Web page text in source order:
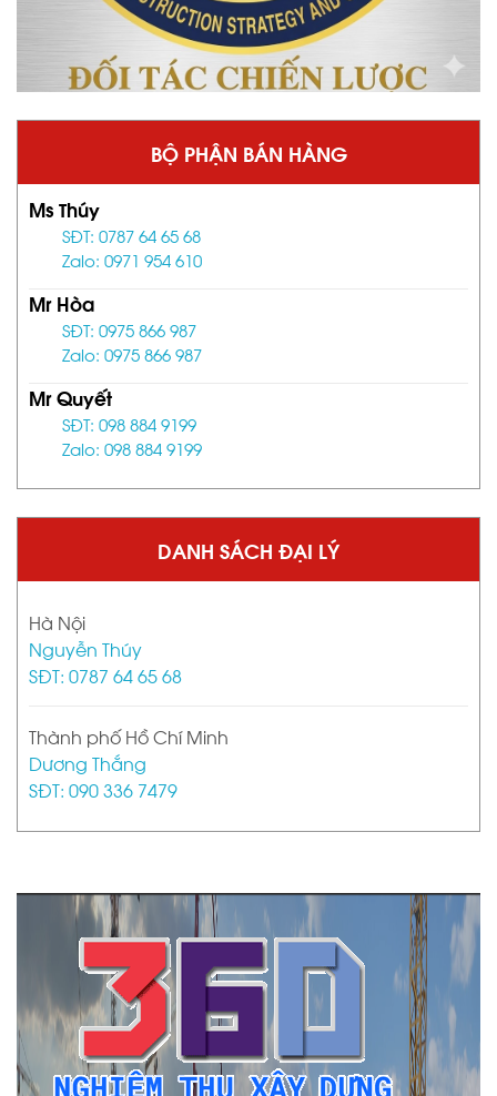
BỘ PHẬN BÁN HÀNG
Ms Thúy
SĐT: 0787 64 65 68
Zalo: 0971 954 610
Mr Hòa
SĐT: 0975 866 987
Zalo: 0975 866 987
Mr Quyết
SĐT: 098 884 9199
Zalo: 098 884 9199
DANH SÁCH ĐẠI LÝ
Hà Nội
Nguyễn Thúy
SĐT: 0787 64 65 68
Thành phố Hồ Chí Minh
Dương Thắng
SĐT: 090 336 7479